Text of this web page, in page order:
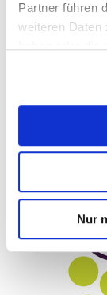
Partner führen
weiteren Daten
Nur
Diese Webseite
Plattform.